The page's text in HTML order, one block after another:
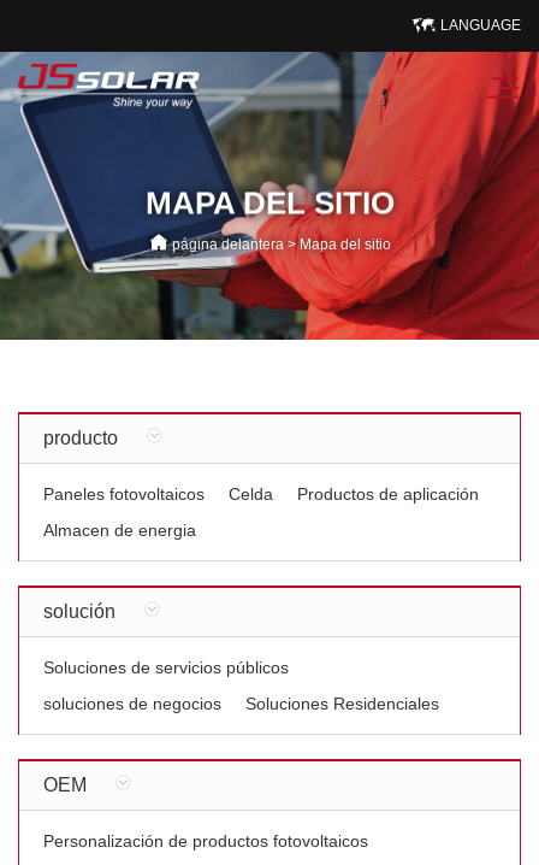
LANGUAGE
MAPA DEL SITIO
página delantera >Mapa del sitio
producto
Paneles fotovoltaicos Celda
Productos de aplicación
Almacen de energia
solución
Soluciones de servicios públicos
soluciones de negocios
Soluciones Residenciales
OEM
Personalización de productos fotovoltaicos